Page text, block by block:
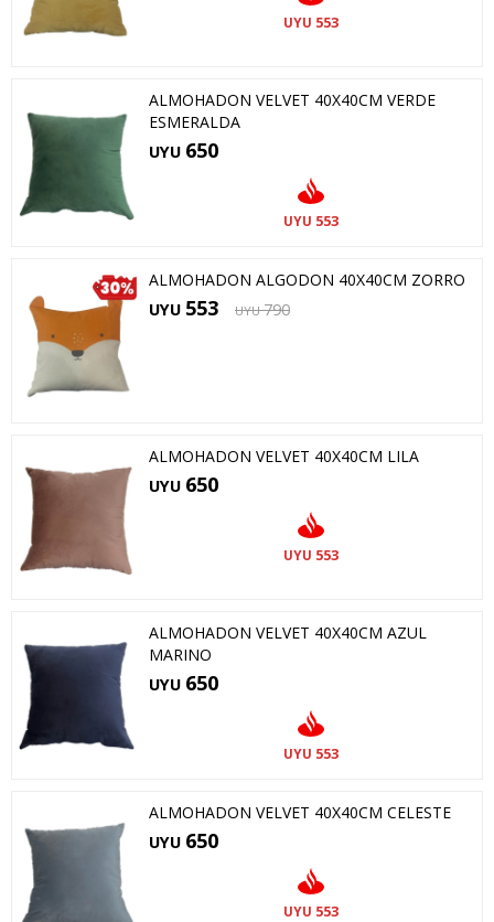
UYU 553
ALMOHADON VELVET 40X40CM VERDE
ESMERALDA
UYU 650
UYU 553
ALMOHADON ALGODON 40X40CM ZORRO
UYU 553 UYU 790
ALMOHADON VELVET 40X40CM LILA
UYU 650
UYU 553
ALMOHADON VELVET 40X40CM AZUL
MARINO
UYU 650
UYU 553
ALMOHADON VELVET 40X40CM CELESTE
UYU 650
UYU 553